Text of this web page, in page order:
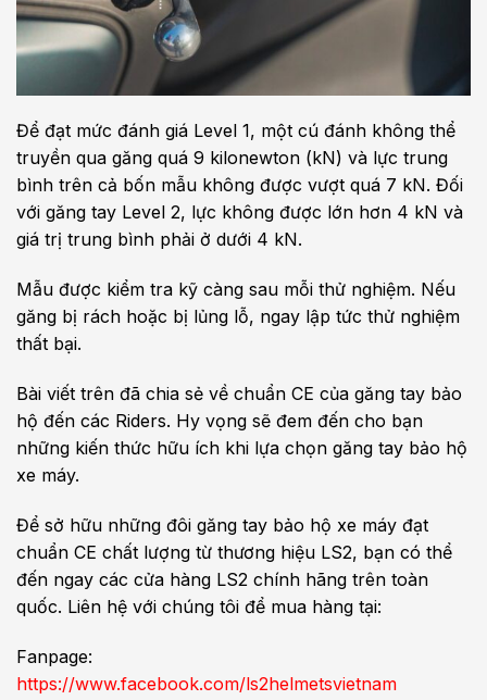
Để đạt mức đánh giá Level 1, một cú đánh không thể
truyền qua găng quá 9 kilonewton (kN) và lực trung
bình trên cả bốn mẫu không được vượt quá 7 kN. Đối
với găng tay Level 2, lực không được lớn hơn 4 kN và
giá trị trung bình phải ở dưới 4 kN.
Mẫu được kiểm tra kỹ càng sau mỗi thử nghiệm. Nếu
găng bị rách hoặc bị lủng lỗ, ngay lập tức thử nghiệm
thất bại.
Bài viết trên đã chia sẻ về chuẩn CE của găng tay bảo
hộ đến các Riders. Hy vọng sẽ đem đến cho bạn
những kiến thức hữu ích khi lựa chọn găng tay bảo hộ
xe máy.
Để sở hữu những đôi găng tay bảo hộ xe máy đạt
chuẩn CE chất lượng từ thương hiệu LS2, bạn có thể
đến ngay các cửa hàng LS2 chính hãng trên toàn
quốc. Liên hệ với chúng tôi để mua hàng tại:
Fanpage:
https://www.facebook.com/ls2helmetsvietnam